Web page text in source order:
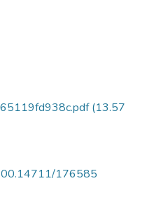
(13.57
176585